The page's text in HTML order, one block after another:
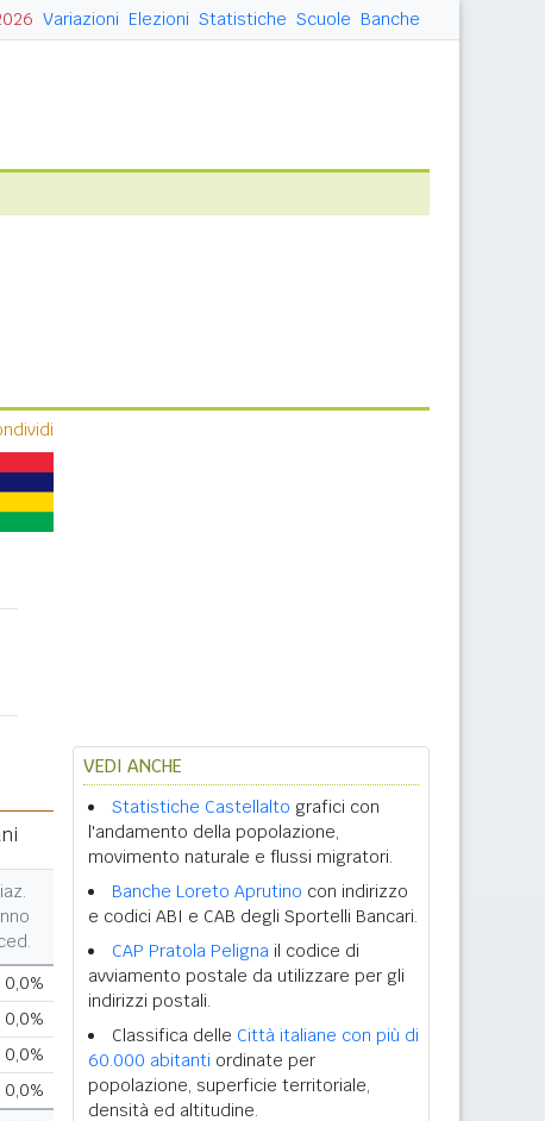
Variazioni Elezioni Statistiche Scuole Banche
0,0%
0,0%
0,0%
0,0%
VEDI ANCHE
Statistiche Castellalto grafici con
l'andamento della popolazione,
movimento naturale e flussi migratori.
Banche Loreto Aprutino con indirizzo
e codici ABI e CAB degli Sportelli Bancari.
CAP Pratola Peligna il codice di
avviamento postale da utilizzare per gli
indirizzi postali.
Classifica delle Città italiane con più di
60.000 abitanti ordinate per
popolazione, superficie territoriale,
densità ed altitudine.